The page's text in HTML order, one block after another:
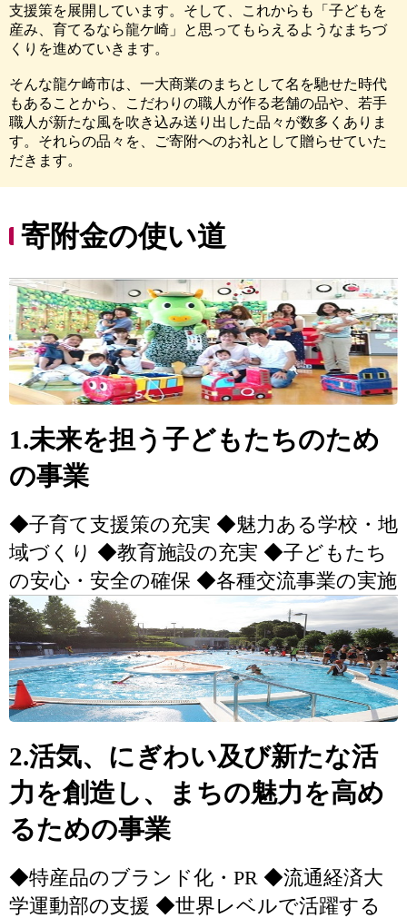
支援策を展開しています。そして、これからも「子どもを
産み、育てるなら龍ケ崎」と思ってもらえるようなまちづ
くりを進めていきます。
そんな龍ケ崎市は、一大商業のまちとして名を馳せた時代
もあることから、こだわりの職人が作る老舗の品や、若手
職人が新たな風を吹き込み送り出した品々が数多くありま
す。それらの品々を、ご寄附へのお礼として贈らせていた
だきます。
寄附金の使い道
1.未来を担う子どもたちのため
の事業
◆子育て支援策の充実 ◆魅力ある学校・地
域づくり ◆教育施設の充実 ◆子どもたち
の安心・安全の確保 ◆各種交流事業の実施
2.活気、にぎわい及び新たな活
力を創造し、まちの魅力を高め
るための事業
◆特産品のブランド化・PR ◆流通経済大
学運動部の支援 ◆世界レベルで活躍する